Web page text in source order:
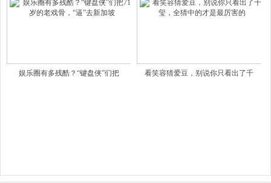
娱乐圈有多残酷？“键盘侠”们把 看笑容猜爱豆，别说你只看出了千